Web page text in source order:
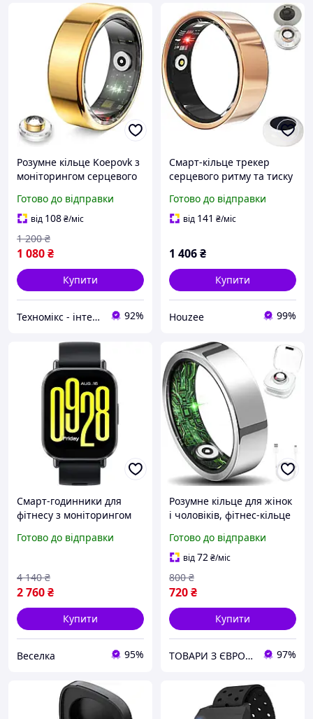
Розумне кільце Koepovk з
моніторингом серцевого
Готово до відправки
від 108₴/міс
1 080₴
1 200 ₴
Купити
Техномікс - інтернет - магазин якісної техніки, електроніки та інших товарів для дому та роботи 92%
Смарт-кільце трекер
серцевого ритму та тиску
Galaxy золотисте розмір
10
Готово до відправки
від 141 ₴/міс
1 406₴
Купити
Houzee 99%
Смарт-годинники для
фітнесу з моніторингом
активного способу життя
Готово до відправки
2 760₴
4 140 ₴
Купити
Веселка 95%
Розумне кільце для жінок
і чоловіків, фітнес-кільце
серцевим ритмом, рівнем
кисню в крові,
моніторингом тиск
Готово до відправки
від72₴/міс
720₴
800 ₴
Купити
ТОВАРИ З ЄВРОПИ 97%